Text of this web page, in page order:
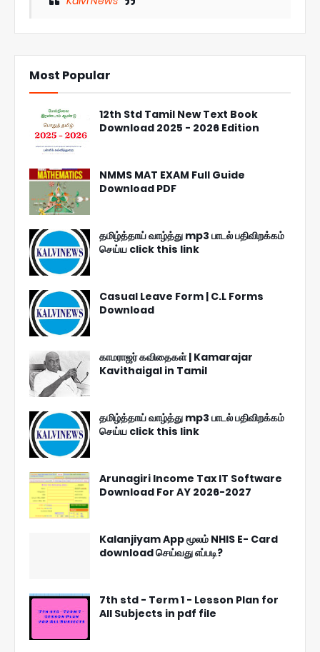
Most Popular
12th Std Tamil New Text Book
Download 2025 - 2026 Edition
NMMS MAT EXAM Full Guide
Download PDF
தமிழ்த்தாய் வாழ்த்து mp3 பாடல் பதிவிறக்கம்
செய்ய click this link
Casual Leave Form | C.L Forms
Download
காமராஜர் கவிதைகள் | Kamarajar
Kavithaigal in Tamil
தமிழ்த்தாய் வாழ்த்து mp3 பாடல் பதிவிறக்கம்
செய்ய click this link
Arunagiri Income Tax IT Software
Download For AY 2026-2027
Kalanjiyam App மூலம் NHIS E- Card
download செய்வது எப்படி?
7th std - Term 1 - Lesson Plan for
All Subjects in pdf file